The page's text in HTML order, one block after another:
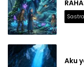
Sastra
Aku